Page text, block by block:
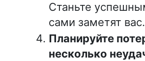
Станьте
сами заметят вас.
Планируйте
несколько